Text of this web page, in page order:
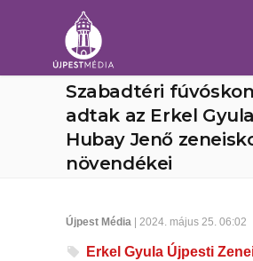
Szabadtéri
adtak az Erkel
Hubay Jenő
növendékei
Újpest Média | 2024. május 25. 06:02
Erkel Gyula Újpesti